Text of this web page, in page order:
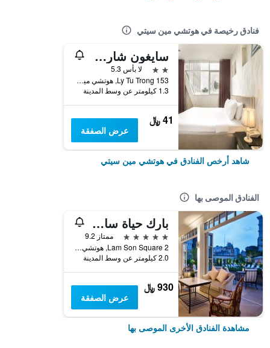
فنادق رخيصة في هوتشي مين سيتي
سايغون شارم هوتل
2 نجمتين
لا بأس 5.3
153 Ly Tu Trong, هوتشي مين سيتي, فيتنام
1.3 كيلومتر عن وسط المدينة
41 ﷼
عرض الصفقة
شاهد أرخص الفنادق في هوتشي مين سيتي
الفنادق الموصى بها
بارك حياة سايجون
5 نجوم
ممتاز 9.2
2 Lam Son Square, هوتشي مين سيتي, فيتنام
2.0 كيلومتر عن وسط المدينة
930 ﷼
عرض الصفقة
مشاهدة الفنادق الأخرى الموصى بها